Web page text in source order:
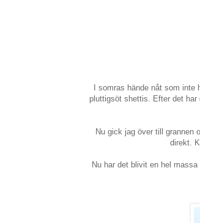
I somras hände nåt som
pluttigsöt shettis. Efter det
Nu gick jag över till grannen
direkt.
Nu har det blivit en hel